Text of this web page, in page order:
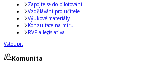
Zapojte se do pilotování
Vzdělávání pro učitele
Výukové materiály
Konzultace na míru
RVP a legislativa
Vstoupit
Komunita